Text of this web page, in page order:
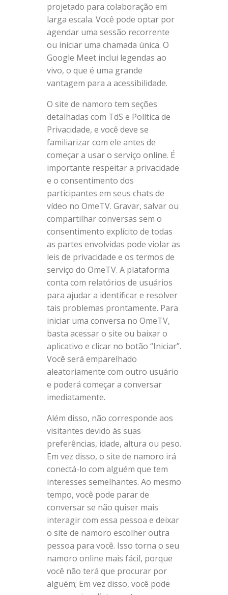
projetado para colaboração em
larga escala. Você pode optar por
agendar uma sessão recorrente
ou iniciar uma chamada única. O
Google Meet inclui legendas ao
vivo, o que é uma grande
vantagem para a acessibilidade.
O site de namoro tem seções
detalhadas com TdS e Política de
Privacidade, e você deve se
familiarizar com ele antes de
começar a usar o serviço online. É
importante respeitar a privacidade
e o consentimento dos
participantes em seus chats de
vídeo no OmeTV. Gravar, salvar ou
compartilhar conversas sem o
consentimento explícito de todas
as partes envolvidas pode violar as
leis de privacidade e os termos de
serviço do OmeTV. A plataforma
conta com relatórios de usuários
para ajudar a identificar e resolver
tais problemas prontamente. Para
iniciar uma conversa no OmeTV,
basta acessar o site ou baixar o
aplicativo e clicar no botão “Iniciar”.
Você será emparelhado
aleatoriamente com outro usuário
e poderá começar a conversar
imediatamente.
Além disso, não corresponde aos
visitantes devido às suas
preferências, idade, altura ou peso.
Em vez disso, o site de namoro irá
conectá-lo com alguém que tem
interesses semelhantes. Ao mesmo
tempo, você pode parar de
conversar se não quiser mais
interagir com essa pessoa e deixar
o site de namoro escolher outra
pessoa para você. Isso torna o seu
namoro online mais fácil, porque
você não terá que procurar por
alguém; Em vez disso, você pode